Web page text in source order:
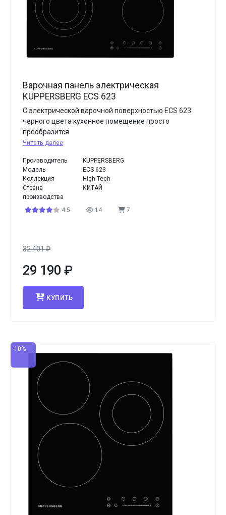
Варочная панель электрическая
KUPPERSBERG ECS 623
С электрической варочной поверхностью ECS 623
черного цвета кухонное помещение просто
преобразится
Читать далее
Производитель
KUPPERSBERG
Модель
ECS 623
Коллекция
High-Tech
Страна
производства
КИТАЙ
4.5 14 7
32 401₽
29 190 ₽
КУПИТЬ
-10%